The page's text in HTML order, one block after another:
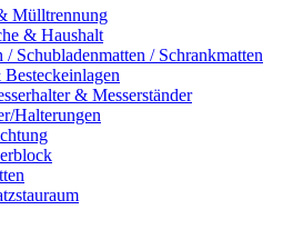
Mülltrennung
& Haushalt
/ Schubladenmatten / Schrankmatten
& Messerständer
Halterungen